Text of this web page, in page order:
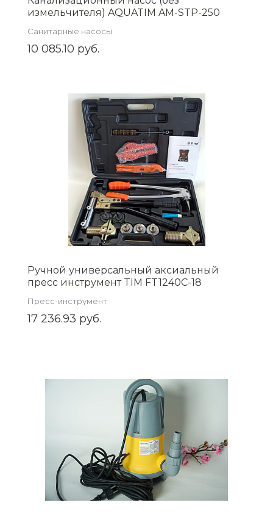
измельчителя) AQUATIM AM-STP-250
Санитарные насосы
10 085.10 руб.
Ручной универсальный аксиальный
пресс инструмент TIM FT1240C-18
Пресс-инструмент
17 236.93 руб.